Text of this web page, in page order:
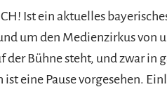
Ist ein aktuelles
um den Medienzirkus von
der Bühne steht, und zwar in
eine Pause vorgesehen.